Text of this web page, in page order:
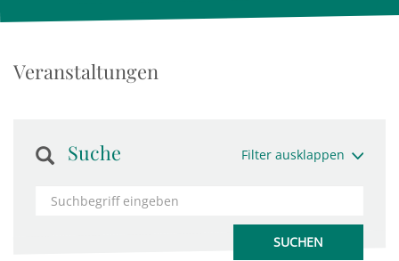
Veranstaltungen
Suche Filter ausklappen